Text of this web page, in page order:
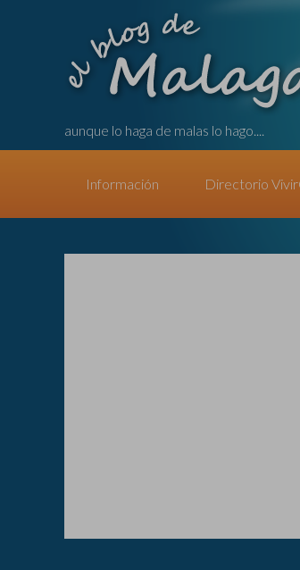
aunque lo haga de malas lo hago....
Información Directorio